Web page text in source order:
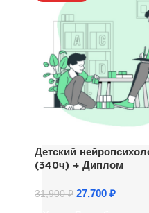
Детский
(340ч) + Диплом
31,900₽ 27,700 ₽